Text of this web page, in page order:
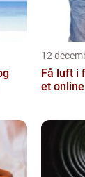
12
Få luft i
et